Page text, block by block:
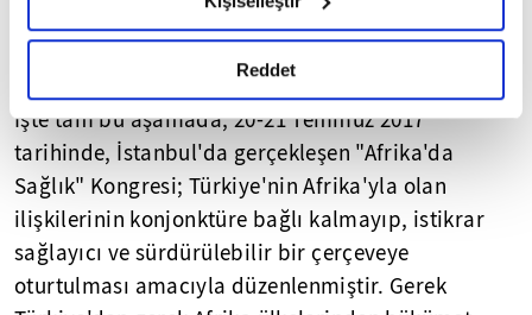
okumak ve sitemizi ziyaretiniz kapsamında
gerçekleştirilen veri işleme faaliyetleri ile ilgili daha
detaylı bilgi almak için lütfentıklayınız.
Reddet
dayanışmanın, ana kıtadan yoksulluğun tamamen
silinmesine dek sürmesidir.
İşte tam bu aşamada, 20-21 Temmuz 2017
tarihinde, İstanbul'da gerçekleşen "Afrika'da
Sağlık" Kongresi; Türkiye'nin Afrika'yla olan
ilişkilerinin konjonktüre bağlı kalmayıp, istikrar
sağlayıcı ve sürdürülebilir bir çerçeveye
oturtulması amacıyla düzenlenmiştir. Gerek